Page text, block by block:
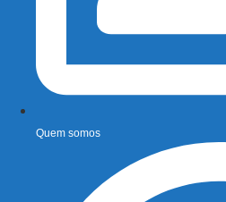
Quem somos